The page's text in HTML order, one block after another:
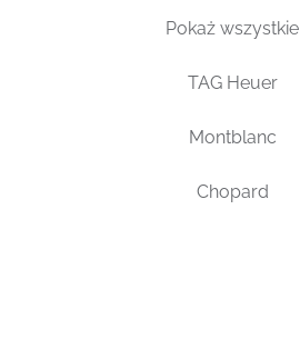
Pokaż wszystkie
TAG Heuer
Montblanc
Chopard